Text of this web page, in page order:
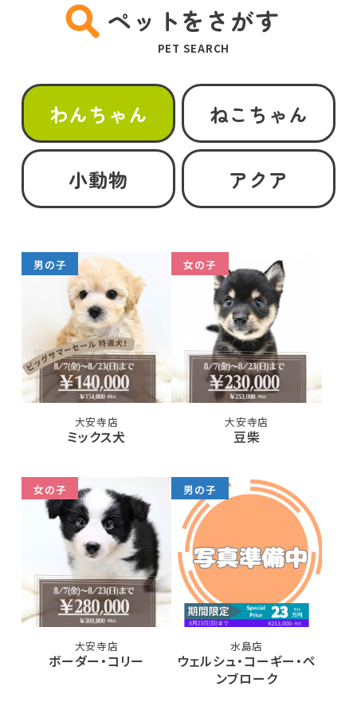
ペットをさがす
PET SEARCH
わんちゃん ねこちゃん
小動物 アクア
男の子
大安寺店
ミックス犬
女の子
大安寺店
豆柴
女の子
大安寺店
ボーダー・コリー
男の子
水島店
ウェルシュ・コーギー・ペ
ンブローク